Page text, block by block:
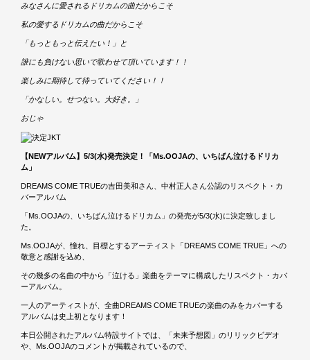
みなさんに愛されるドリカムの曲だからこそ
私の愛するドリカムの曲だからこそ
「もっともっと伝えたい！」と
誰にも負けない思いで歌わせて頂いています！！
楽しみに期待して待っていてください！！
「かなしい。せつない。大好き。」
おじゃ
【NEWアルバム】5/3(水)発売決定！「Ms.OOJAの、いちばん泣けるドリカ
ム」
DREAMS COME TRUEの吉田美和さん、中村正人さん公認のリスペクト・カ
バーアルバム
「Ms.OOJAの、いちばん泣けるドリカム」の発売が5/3(水)に決定致しまし
た。
Ms.OOJAが、憧れ、目標とするアーティスト「DREAMS COME TRUE」への
敬意と感謝を込め、
その幾多の名曲の中から「泣ける」楽曲をテーマに構成したリスペクト・カバ
ーアルバム。
一人のアーティストが、全曲DREAMS COME TRUEの楽曲のみをカバーする
アルバムは史上初となります！
本日公開されたアルバム特設サイトでは、「未来予想図」のリリックビデオ
や、Ms.OOJAのコメントが掲載されているので、